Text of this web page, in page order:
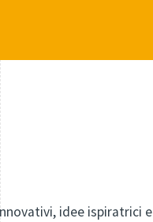
idee ispiratrici e